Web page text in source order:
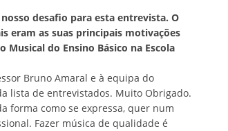
desafio para esta entrevista. O
eram as suas principais motivações
do Ensino Básico na Escola
Bruno Amaral e à equipa do
lista de entrevistados. Muito Obrigado.
forma como se expressa, quer num
Fazer música de qualidade é